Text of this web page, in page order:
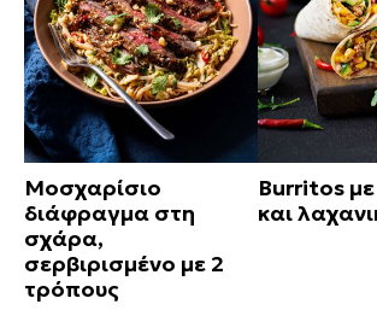
Μοσχαρίσιο
διάφραγμα στη
σχάρα,
σερβιρισμένο με 2
τρόπους
Burritos
και